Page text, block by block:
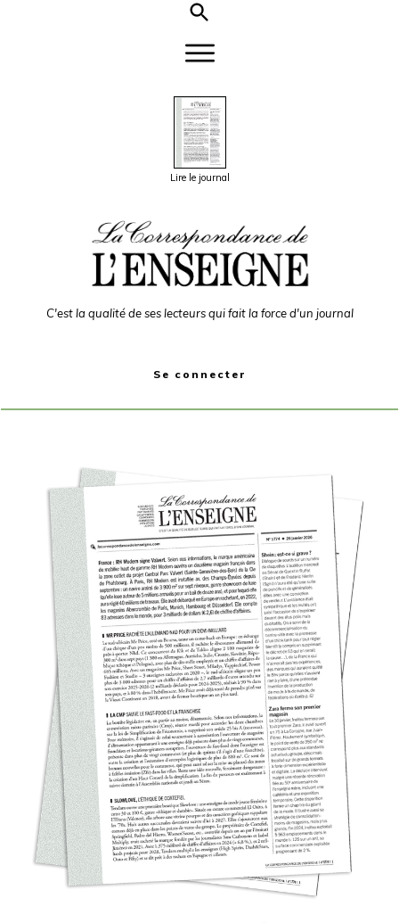
Lire le journal
C'est la qualité de ses lecteurs qui fait la force d'un journal
Se connecter